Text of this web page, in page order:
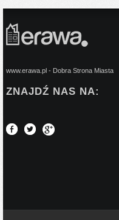
www.erawa.pl - Dobra Strona Miasta
ZNAJDŹ NAS NA: